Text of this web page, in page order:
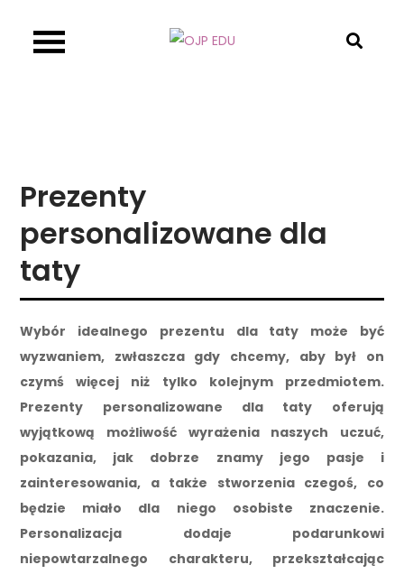
Prezenty
personalizowane dla
taty
Wybór idealnego prezentu dla taty może być
wyzwaniem, zwłaszcza gdy chcemy, aby był on
czymś więcej niż tylko kolejnym przedmiotem.
Prezenty personalizowane dla taty oferują
wyjątkową możliwość wyrażenia naszych uczuć,
pokazania, jak dobrze znamy jego pasje i
zainteresowania, a także stworzenia czegoś, co
będzie miało dla niego osobiste znaczenie.
Personalizacja dodaje podarunkowi
niepowtarzalnego charakteru, przekształcając